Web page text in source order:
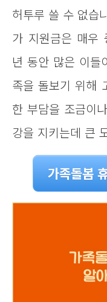
허투루 쓸 수 없습
가 지원금은 매우
년 동안 많은 이들
족을 돌보기 위해
한 부담을 조금이
강을 지키는데 큰
가족돌봄